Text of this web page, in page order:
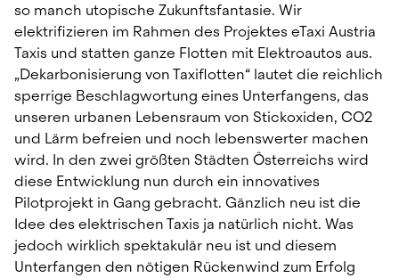
so manch utopische Zukunftsfantasie. Wir
elektrifizieren im Rahmen des Projektes eTaxi Austria
Taxis und statten ganze Flotten mit Elektroautos aus.
„Dekarbonisierung von Taxiflotten“ lautet die reichlich
sperrige Beschlagwortung eines Unterfangens, das
unseren urbanen Lebensraum von Stickoxiden, CO2
und Lärm befreien und noch lebenswerter machen
wird. In den zwei größten Städten Österreichs wird
diese Entwicklung nun durch ein innovatives
Pilotprojekt in Gang gebracht. Gänzlich neu ist die
Idee des elektrischen Taxis ja natürlich nicht. Was
jedoch wirklich spektakulär neu ist und diesem
Unterfangen den nötigen Rückenwind zum Erfolg